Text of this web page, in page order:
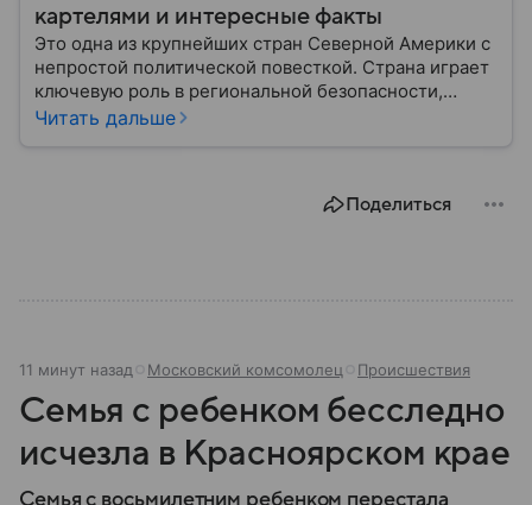
картелями и интересные факты
Это одна из крупнейших стран Северной Америки с
непростой политической повесткой. Страна играет
ключевую роль в региональной безопасности,
торговле с США и глобальных производственных
Читать дальше
Поделиться
11 минут назад Московский комсомолец Происшествия
Семья с ребенком бесследно
исчезла в Красноярском крае
Семья с восьмилетним ребенком перестала